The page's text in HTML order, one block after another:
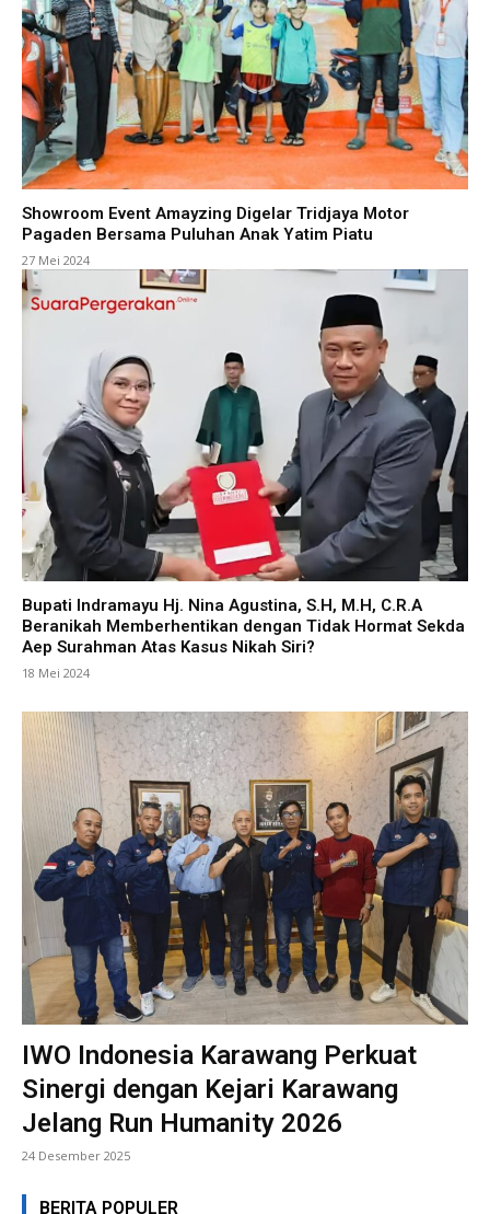
Showroom Event Amayzing Digelar Tridjaya Motor
Pagaden Bersama Puluhan Anak Yatim Piatu
27 Mei 2024
Bupati Indramayu Hj. Nina Agustina, S.H, M.H, C.R.A
Beranikah Memberhentikan dengan Tidak Hormat Sekda
Aep Surahman Atas Kasus Nikah Siri?
18 Mei 2024
IWO Indonesia Karawang Perkuat
Sinergi dengan Kejari Karawang
Jelang Run Humanity 2026
24 Desember 2025
BERITA POPULER